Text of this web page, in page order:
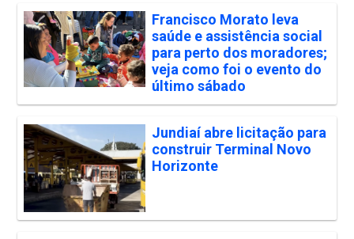
Francisco Morato leva
saúde e assistência social
para perto dos moradores;
veja como foi o evento do
último sábado
Jundiaí abre licitação para
construir Terminal Novo
Horizonte